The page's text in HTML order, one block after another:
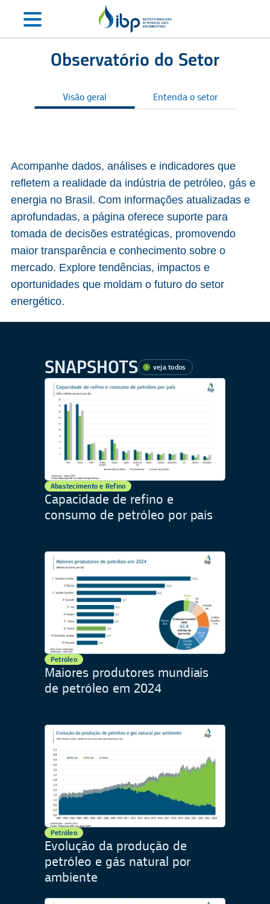
Observatório do Setor
Visão geral Entenda o setor
Acompanhe dados, análises e indicadores que
refletem a realidade da indústria de petróleo, gás e
energia no Brasil. Com informações atualizadas e
aprofundadas, a página oferece suporte para
tomada de decisões estratégicas, promovendo
maior transparência e conhecimento sobre o
mercado. Explore tendências, impactos e
oportunidades que moldam o futuro do setor
energético.
SNAPSHOTS veja todos
Abastecimento e Refino
Capacidade de refino e
consumo de petróleo por país
Petróleo
Maiores produtores mundiais
de petróleo em 2024
Petróleo
Evolução da produção de
petróleo e gás natural por
ambiente